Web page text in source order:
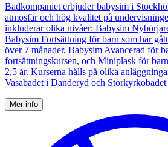
Badkompaniet erbjuder babysim i
atmosfär och hög kvalitet på
inkluderar olika nivåer: Babysim
Babysim Fortsättning för barn som har
över 7 månader, Babysim Avancerad för
fortsättningskursen, och Miniplask för
2,5 år. Kurserna hålls på olika
Vasabadet i Danderyd och
Mer info